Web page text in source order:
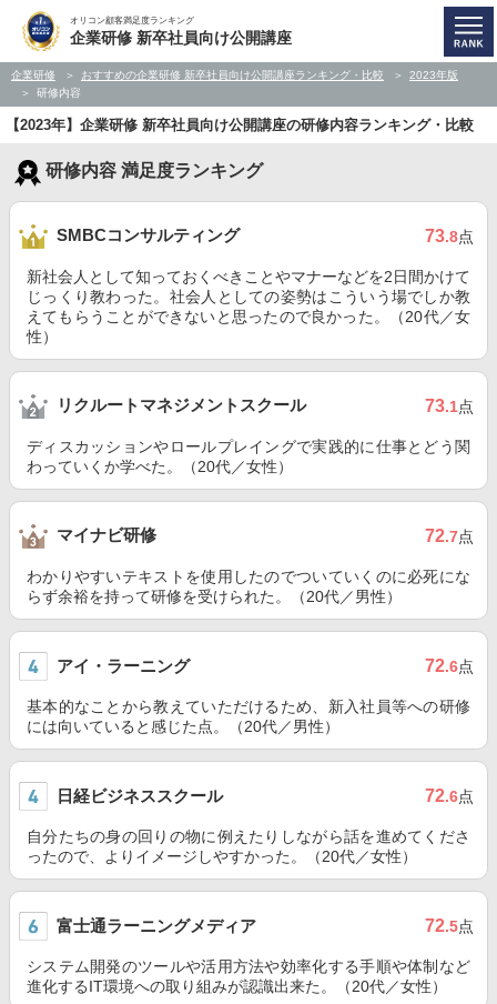
オリコン顧客満足度ランキング
企業研修 新卒社員向け公開講座
企業研修 おすすめの企業研修 新卒社員向け公開講座ランキング・比較
2023年版
研修内容
【2023年】企業研修 新卒社員向け公開講座の研修内容ランキング・比較
研修内容 満足度ランキング
SMBCコンサルティング 73.8点
新社会人として知っておくべきことやマナーなどを2日間かけて
じっくり教わった。社会人としての姿勢はこういう場でしか教
えてもらうことができないと思ったので良かった。（20代／女
性）
リクルートマネジメントスクール 73.1点
ディスカッションやロールプレイングで実践的に仕事とどう関
わっていくか学べた。（20代／女性）
マイナビ研修 72.7点
わかりやすいテキストを使用したのでついていくのに必死にな
らず余裕を持って研修を受けられた。（20代／男性）
アイ・ラーニング 72.6点
基本的なことから教えていただけるため、新入社員等への研修
には向いていると感じた点。（20代／男性）
日経ビジネススクール 72.6点
自分たちの身の回りの物に例えたりしながら話を進めてくださ
ったので、よりイメージしやすかった。（20代／女性）
富士通ラーニングメディア 72.5点
システム開発のツールや活用方法や効率化する手順や体制など
進化するIT環境への取り組みが認識出来た。（20代／女性）